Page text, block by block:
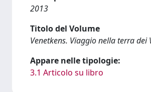
2013
Titolo del Volume
Venetkens. Viaggio nella terra dei
Appare nelle tipologie:
3.1 Articolo su libro